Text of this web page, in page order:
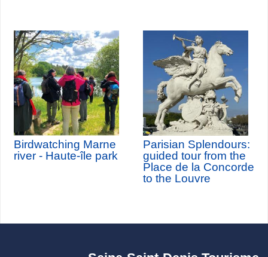
Birdwatching Marne
river - Haute-île park
Parisian Splendours:
guided tour from the
Place de la Concorde
to the Louvre